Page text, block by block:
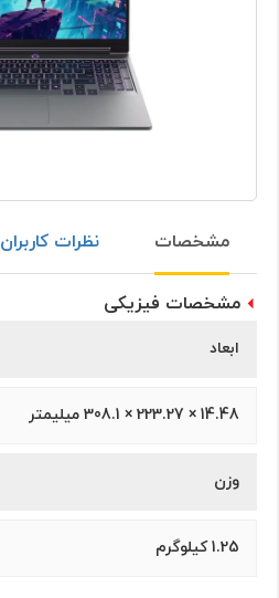
مشخصات نظرات کاربران
مشخصات فیزیکی
ابعاد
14.48 × 223.27 × 308.1 میلیمتر
وزن
1.25 کیلوگرم